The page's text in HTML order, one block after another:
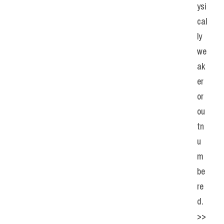
ysi
cal
ly
we
ak
er
or
ou
tn
u
m
be
re
d.
>>